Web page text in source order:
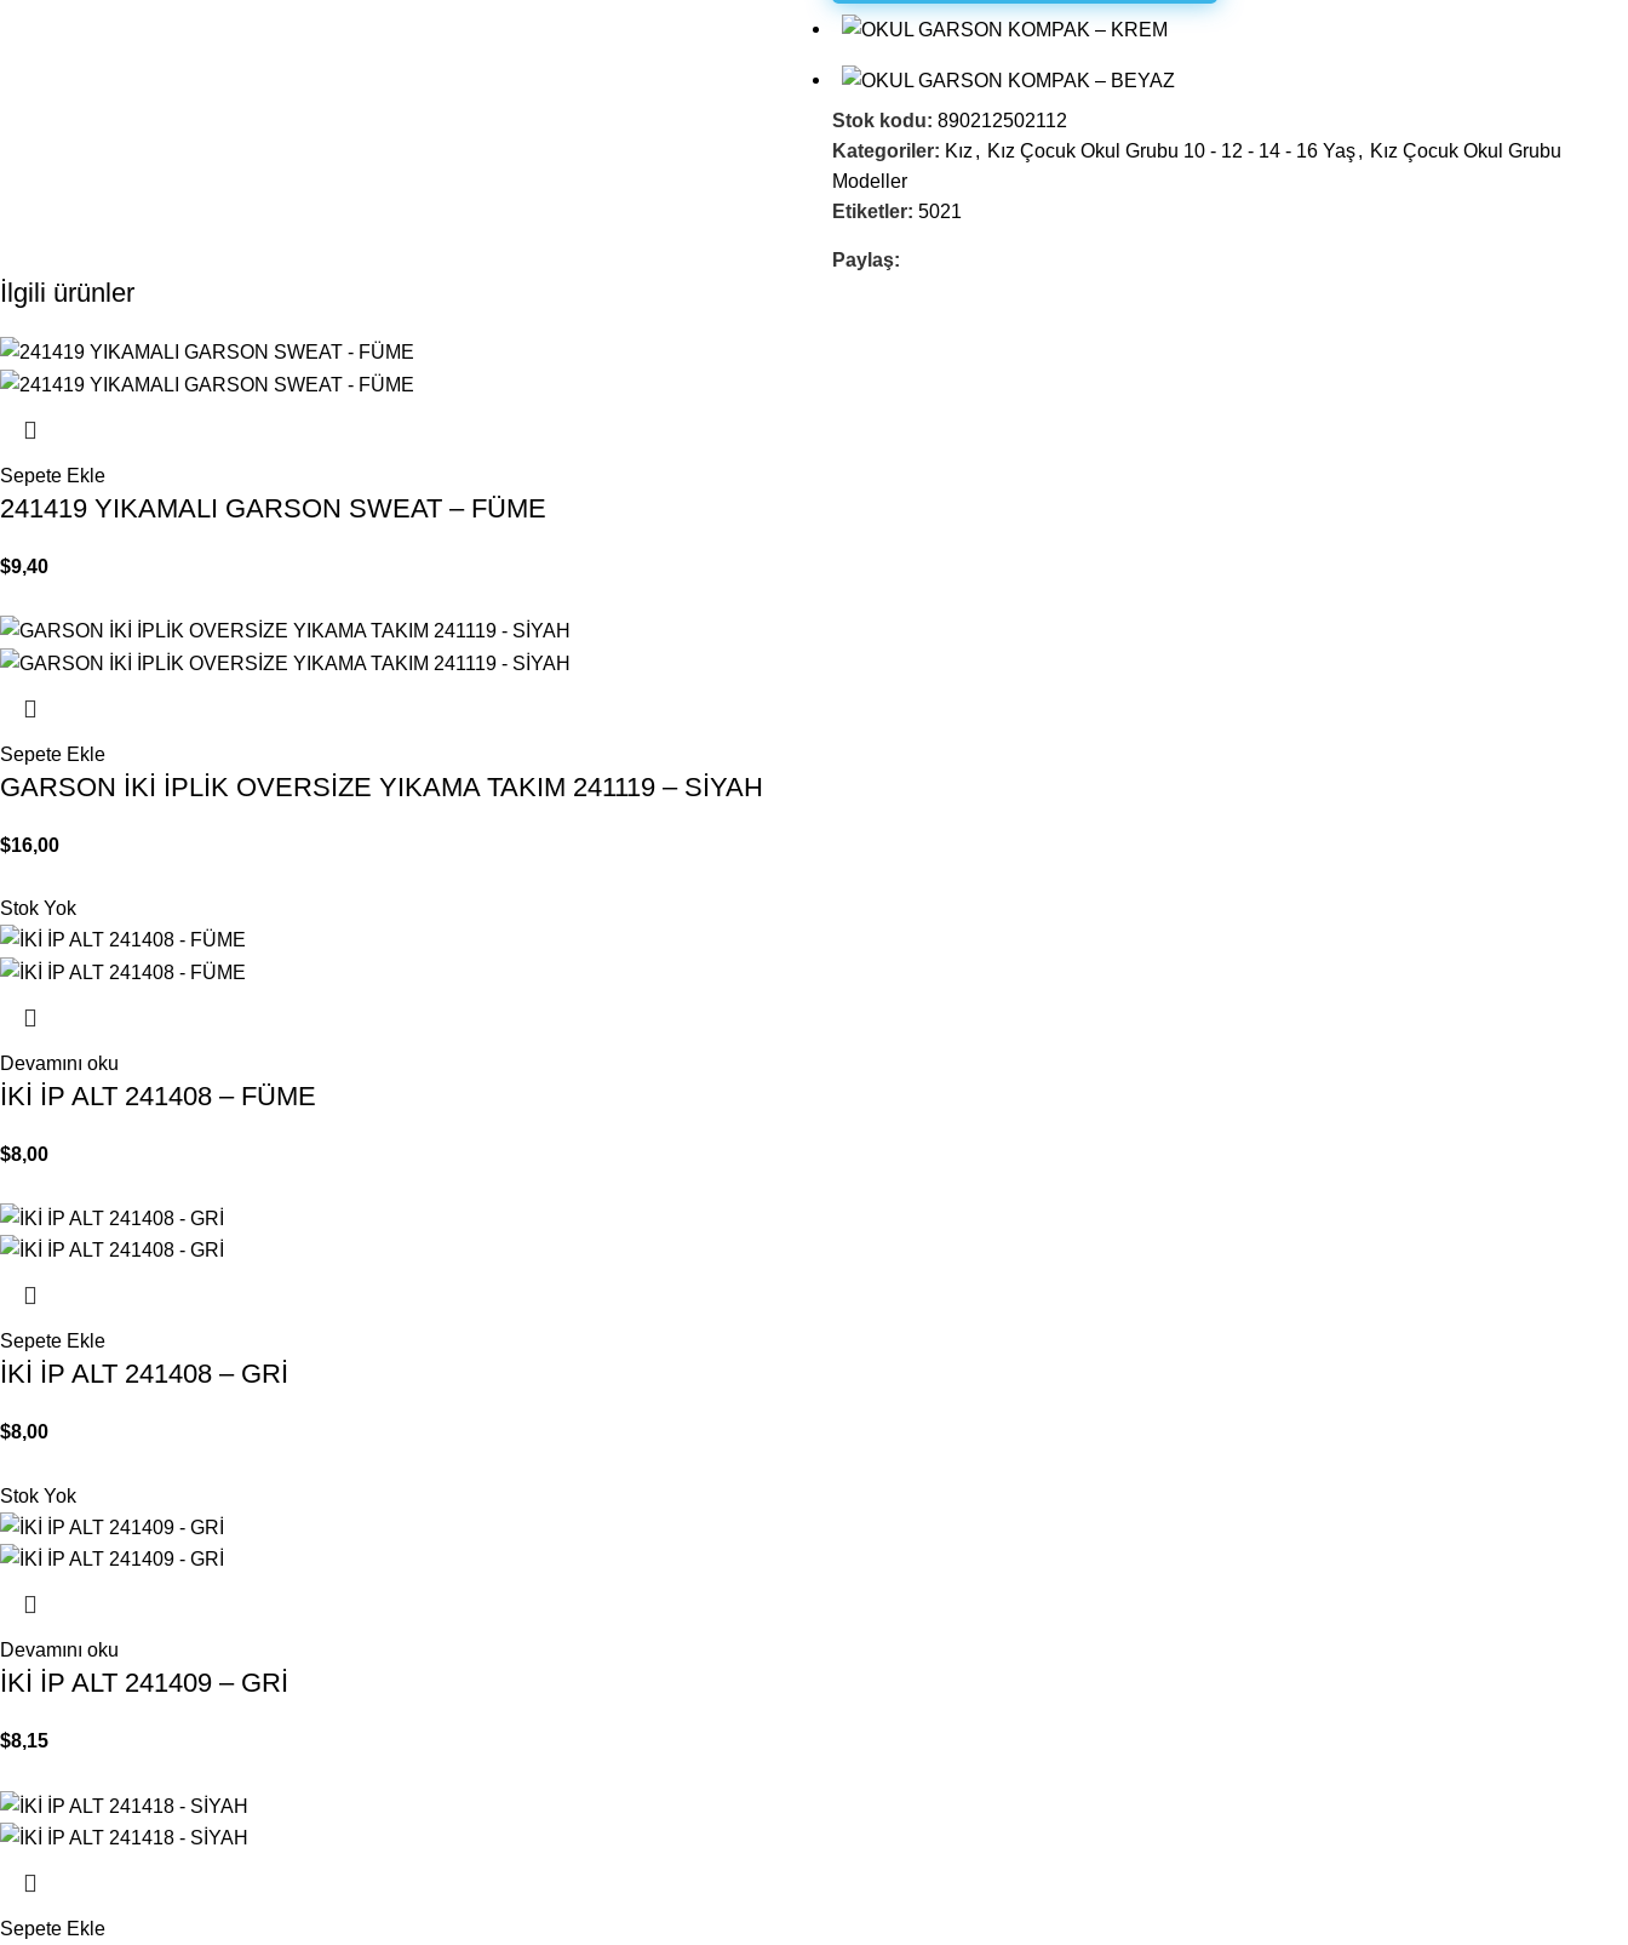
Stok kodu: 890212502112
Kategoriler: Kız , Kız Çocuk Okul Grubu 10 - 12 - 14 - 16 Yaş, Kız Çocuk Okul Grubu
Modeller
Etiketler: 5021
Paylaş:
İlgili ürünler
Sepete Ekle
241419 YIKAMALI GARSON SWEAT – FÜME
$9,40
Sepete Ekle
GARSON İKİ İPLİK OVERSİZE YIKAMA TAKIM 241119 – SİYAH
$16,00
Stok Yok
Devamını oku
İKİ İP ALT 241408 – FÜME
$8,00
Sepete Ekle
İKİ İP ALT 241408 – GRİ
$8,00
Stok Yok
Devamını oku
İKİ İP ALT 241409 – GRİ
$8,15
Sepete Ekle